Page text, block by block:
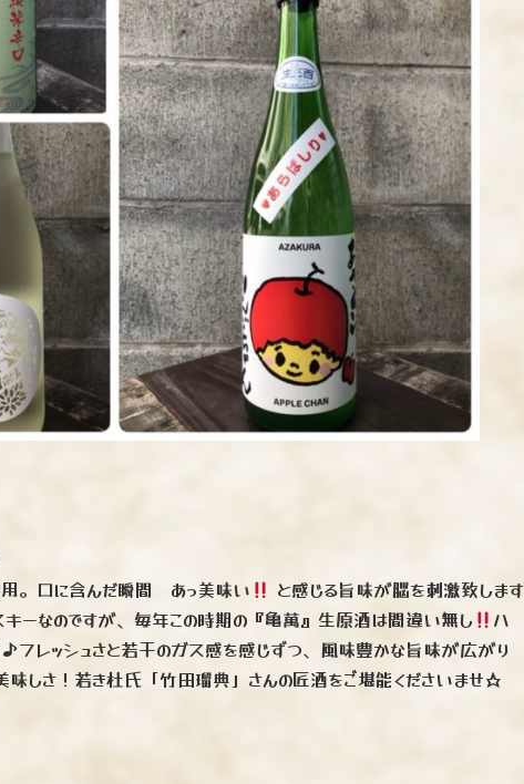
。口に含んだ瞬間 あっ美味い
と感じる旨味が脳を刺激致します
キーなのですが、毎年この時期の『亀萬』生原酒は間違い無し
ハ
♪フレッシュさと若干のガス感を感じずつ、風味豊かな旨味が広がり
味しさ！若き杜氏「竹田瑠典」さんの匠酒をご堪能くださいませ☆